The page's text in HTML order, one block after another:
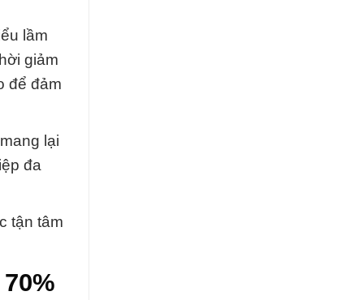
lầm
giảm
để đảm
lại
đa
tận tâm